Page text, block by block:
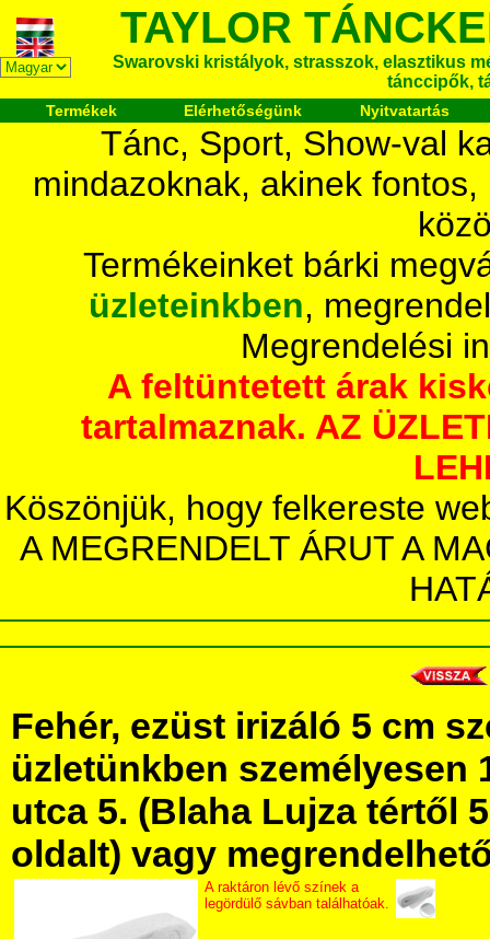
TAYLOR
Swarovski kristályok, strasszok, elasztikus
tánccipők,
Termékek Elérhetőségünk Nyitvatartás
Tánc, Sport, Show-val
mindazoknak, akinek
Termékeinket bárki
üzleteinkben,
Megrendelési
A feltüntetett árak
tartalmaznak. AZ
Köszönjük, hogy felkereste
A MEGRENDELT ÁRUT A
Fehér, ezüst irizáló 5 cm
üzletünkben személyesen
utca 5. (Blaha Lujza tértől
oldalt) vagy
A raktáron lévő színek a
legördülő sávban találhatóak.